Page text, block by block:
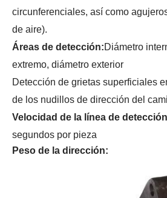
circunferenciales, así como
de aire).
Áreas de detección:Diámetro
extremo, diámetro exterior
Detección de grietas superficiales
de los nudillos de dirección del
Velocidad de la línea de
segundos por pieza
Peso de la dirección: